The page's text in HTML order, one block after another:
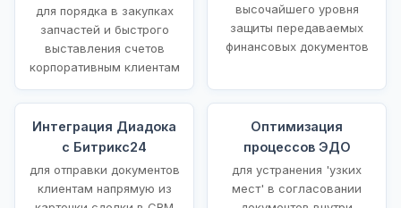
для порядка в закупках
запчастей и быстрого
выставления счетов
корпоративным клиентам
высочайшего уровня
защиты передаваемых
финансовых документов
Интеграция Диадока
с Битрикс24
для отправки документов
клиентам напрямую из
Оптимизация
процессов ЭДО
для устранения 'узких
мест' в согласовании